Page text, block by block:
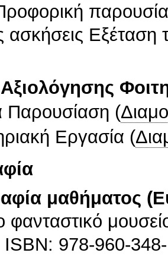
ασκήσεις Εξέταση
Παρουσίαση (
Εργασία (
μαθήματος
φανταστικό
978-960-